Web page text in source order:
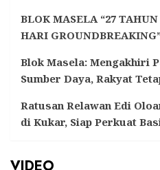
BLOK MASELA “27
HARI
Blok Masela: Mengakhiri
Sumber Daya, Rakyat
Ratusan Relawan Edi
di Kukar, Siap Perkuat